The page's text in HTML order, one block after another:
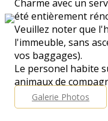
Charme avec un
été entièrement
Veuillez noter que
l'immeuble, sans
vos baggages).
Le personel habite
animaux de
Galerie Photos